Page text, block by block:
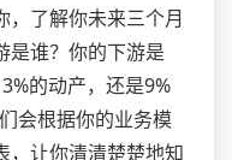
，了解你未来三个月
是谁？你的下游是
的动产，还是9%
会根据你的业务模
，让你清清楚楚地知